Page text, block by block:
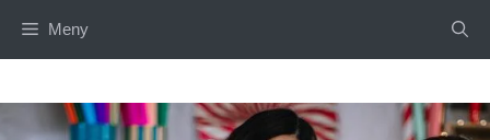
Meny